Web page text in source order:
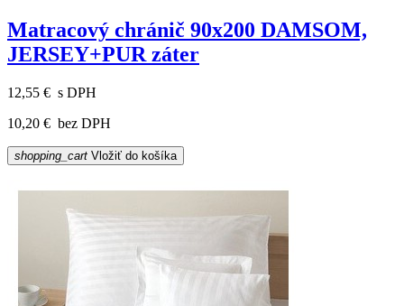
Matracový chránič 90x200 DAMSOM,
JERSEY+PUR záter
12,55 € s DPH
10,20 € bez DPH
shopping_cart Vložiť do košíka